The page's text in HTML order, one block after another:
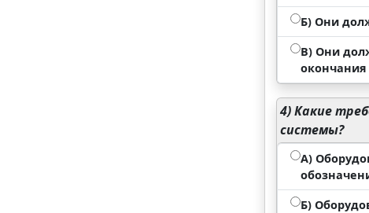
Б) Они
В) Они
окончания
4)Какие
системы?
А)
Б)